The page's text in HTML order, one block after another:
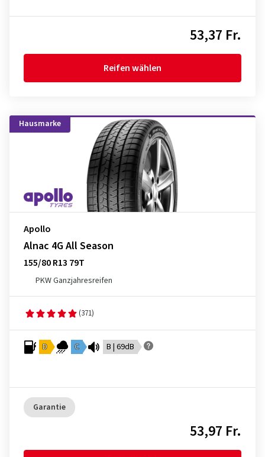
53,37 Fr.
Reifen wählen
Hausmarke
Apollo
Alnac 4G All Season
155/80 R13 79T
PKW Ganzjahresreifen
(371)
D C B | 69dB
Garantie
53,97 Fr.